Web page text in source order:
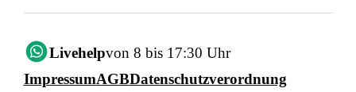
Livehelpvon 8 bis 17:30 Uhr
ImpressumAGBDatenschutzverordnung